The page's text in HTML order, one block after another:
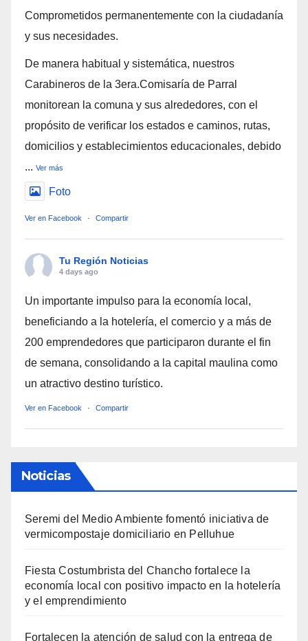
Comprometidos permanentemente con la ciudadanía
y sus necesidades.
De manera habitual y sistemática, nuestros
Carabineros de la 3era.Comisaría de Parral
monitorean la comuna y sus alrededores, con el
propósito de verificar los estados e caminos, rutas,
domicilios y establecimientos educacionales, debido
... Ver más
Foto
Ver en Facebook · Compartir
Tu Región Noticias
4 days ago
Un importante impulso para la economía local,
beneficiando a la hotelería, el comercio y a más de
200 emprendedores que participaron durante el fin
de semana, consolidando a la capital maulina como
un atractivo destino turístico.
Ver en Facebook · Compartir
Noticias
Seremi del Medio Ambiente fomentó iniciativa de
vermicompostaje domiciliario en Pelluhue
Fiesta Costumbrista del Chancho fortalece la
economía local con positivo impacto en la hotelería
y el emprendimiento
Fortalecen la atención de salud con la entrega de